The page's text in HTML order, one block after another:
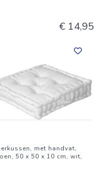
€ 14,95
met handvat,
50 x 50 x 10 cm, wit,